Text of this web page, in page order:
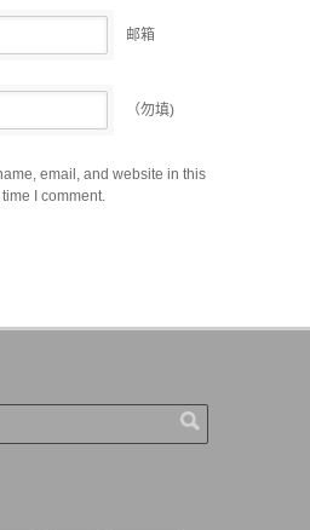
邮箱
（勿填)
email, and website in this
I comment.